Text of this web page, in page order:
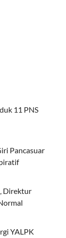
11 PNS
Pancasuar
Direktur
YALPK